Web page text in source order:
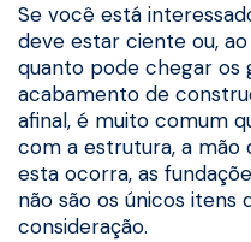
Se você está
deve estar ciente ou,
quanto pode chegar os
acabamento de
afinal, é muito comum
com a estrutura, a mão
esta ocorra, as
não são os únicos itens
consideração.